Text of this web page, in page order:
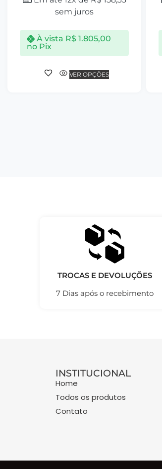
sem juros
À vista R$1.805,00
no Pix
VER OPÇÕES
TROCAS E DEVOLUÇÕES
7 Dias após o recebimento
INSTITUCIONAL
Home
Todos os produtos
Contato